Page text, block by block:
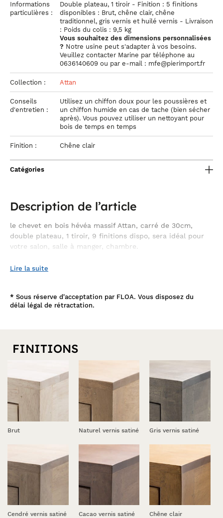
Informations
particulières :
Double plateau, 1 tiroir - Finition : 5 finitions
disponibles : Brut, chêne clair, chêne
traditionnel, gris vernis et huilé vernis - Livraison
: Poids du colis : 9,5 kg
Vous souhaitez des dimensions personnalisées
? Notre usine peut s'adapter à vos besoins.
Veuillez contacter Marine par téléphone au
0636140609 ou par e-mail : mfe@pierimport.fr
Collection : Attan
Conseils
d'entretien :
Utilisez un chiffon doux pour les poussières et
un chiffon humide en cas de tache (bien sécher
après). Vous pouvez utiliser un nettoyant pour
bois de temps en temps
Finition : Chêne clair
Catégories
Description de l’article
le chevet en bois hévéa massif Attan, carré de 30cm,
double plateau, 1 tiroir, 9 finitions dispo, sera idéal pour
votre salon, salle à manger, chambre.
massif trouvera une place dans le moindre recoin de votre
dans un petit espace de votre choix. Avec ses 9 finitions
possibles, ce chevet en hévéa s'intègrera parfaitement à votre
Lire la suite
* Sous réserve d'acceptation par FLOA. Vous disposez du
délai légal de rétractation.
FINITIONS
Brut Naturel vernis satiné Gris vernis satiné
Cendré vernis satiné Cacao vernis satiné Chêne clair